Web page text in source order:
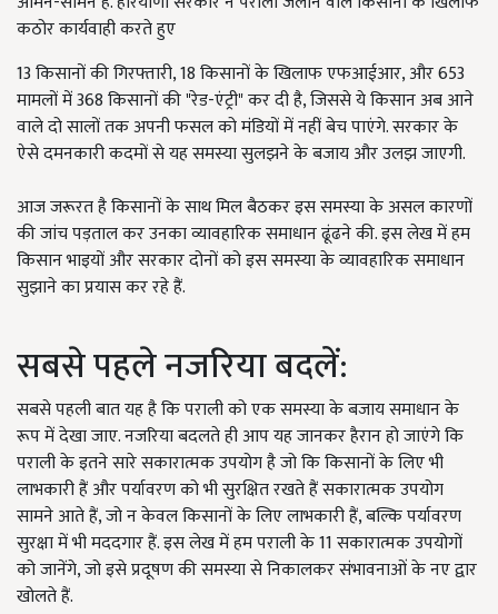
कठोर कार्यवाही करते हुए
13 किसानों की गिरफ्तारी, 18 किसानों के खिलाफ एफआईआर, और 653
मामलों में 368 किसानों की "रेड-एंट्री" कर दी है, जिससे ये किसान अब आने
वाले दो सालों तक अपनी फसल को मंडियों में नहीं बेच पाएंगे. सरकार के
ऐसे दमनकारी कदमों से यह समस्या सुलझने के बजाय और उलझ जाएगी.
आज जरूरत है किसानों के साथ मिल बैठकर इस समस्या के असल कारणों
की जांच पड़ताल कर उनका व्यावहारिक समाधान ढूंढने की. इस लेख में हम
किसान भाइयों और सरकार दोनों को इस समस्या के व्यावहारिक समाधान
सुझाने का प्रयास कर रहे हैं.
सबसे पहले नजरिया बदलें:
सबसे पहली बात यह है कि पराली को एक समस्या के बजाय समाधान के
रूप में देखा जाए. नजरिया बदलते ही आप यह जानकर हैरान हो जाएंगे कि
पराली के इतने सारे सकारात्मक उपयोग है जो कि किसानों के लिए भी
लाभकारी हैं और पर्यावरण को भी सुरक्षित रखते हैं सकारात्मक उपयोग
सामने आते हैं, जो न केवल किसानों के लिए लाभकारी हैं, बल्कि पर्यावरण
सुरक्षा में भी मददगार हैं. इस लेख में हम पराली के 11 सकारात्मक उपयोगों
को जानेंगे, जो इसे प्रदूषण की समस्या से निकालकर संभावनाओं के नए द्वार
खोलते हैं.